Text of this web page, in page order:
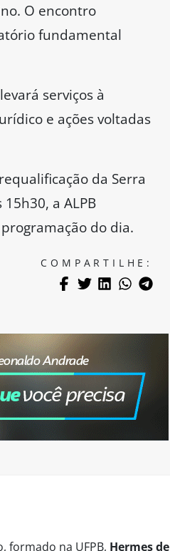
O encontro
fundamental
serviços à
e ações voltadas
da Serra
a ALPB
do dia.
COMPARTILHE:
formado na UFPB, Hermes de